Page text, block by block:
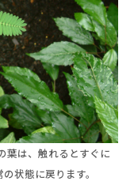
葉は、触れるとすぐに
状態に戻ります。